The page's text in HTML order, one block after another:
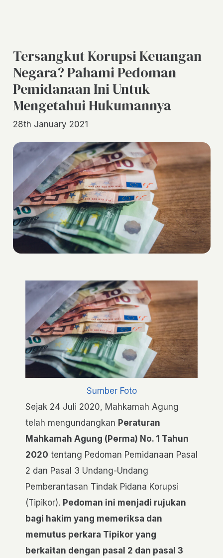
Tersangkut Korupsi Keuangan
Negara? Pahami Pedoman
Pemidanaan Ini Untuk
Mengetahui Hukumannya
28th January 2021
Sumber Foto
Sejak 24 Juli 2020, Mahkamah Agung
telah mengundangkan Peraturan
Mahkamah Agung (Perma) No. 1 Tahun
2020 tentang Pedoman Pemidanaan Pasal
2 dan Pasal 3 Undang-Undang
Pemberantasan Tindak Pidana Korupsi
(Tipikor). Pedoman ini menjadi rujukan
bagi hakim yang memeriksa dan
memutus perkara Tipikor yang
berkaitan dengan pasal 2 dan pasal 3